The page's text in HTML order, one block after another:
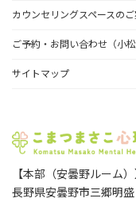
カウンセリングスペースの
ご予約・お問い合わせ（小松
サイトマップ
【本部（安曇野ルーム
長野県安曇野市三郷明盛